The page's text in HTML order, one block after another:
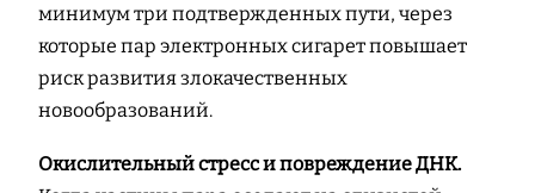
минимум три подтвержденных пути, через
которые пар электронных сигарет повышает
риск развития злокачественных
новообразований.
Окислительный стресс и повреждение ДНК.